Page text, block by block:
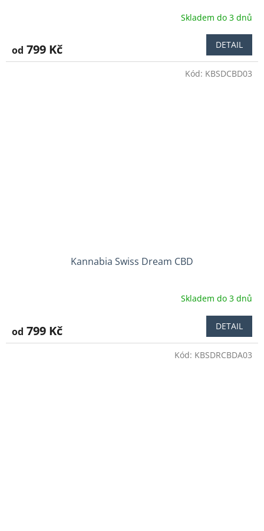
je
5,0
Skladem do 3 dnů
od 799 Kč DETAIL
Kannabia Swiss Dream CBD
Skladem do 3 dnů
od 799 Kč DETAIL
Kód: KBSDCBD03
Kód: KBSDRCBDA03